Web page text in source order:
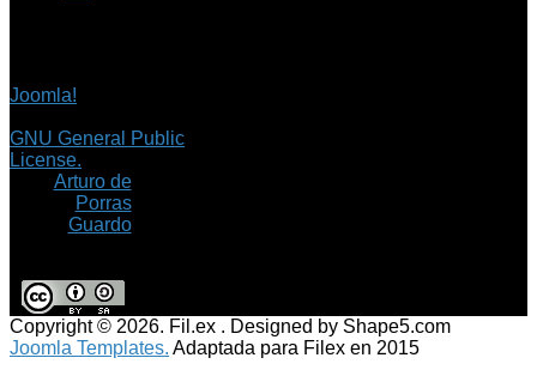
Joomla!
GNU General Public
License.
Arturo de
Porras
Guardo
Copyright © 2026. Fil.ex . Designed by Shape5.com
Joomla Templates. Adaptada para Filex en 2015